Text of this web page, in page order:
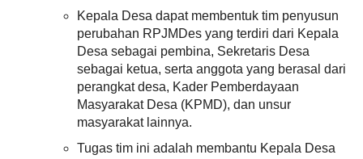
Kepala Desa dapat membentuk tim penyusun
perubahan RPJMDes yang terdiri dari Kepala
Desa sebagai pembina, Sekretaris Desa
sebagai ketua, serta anggota yang berasal dari
perangkat desa, Kader Pemberdayaan
Masyarakat Desa (KPMD), dan unsur
masyarakat lainnya.
Tugas tim ini adalah membantu Kepala Desa
Jamiri
Adnan
November
20.000.000,00
Realisasi
16.007.000,00